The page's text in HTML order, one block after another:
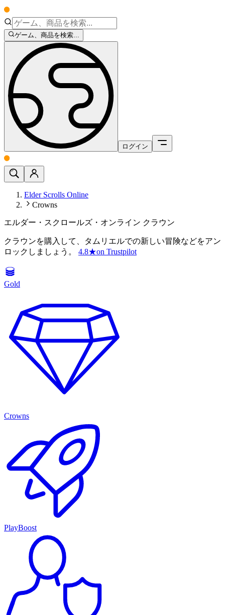
ゲーム、商品を検索...
ログイン
Elder Scrolls Online
Crowns
エルダー・スクロールズ・オンライン クラウン
クラウンを購入して、タムリエルでの新しい冒険などをアン
ロックしましょう。
4.8★on Trustpilot
Gold
Crowns
PlayBoost